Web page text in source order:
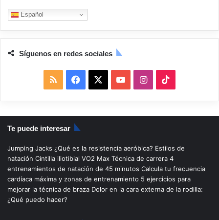
Español
Síguenos en redes sociales
S
S
a
c
b
o
o
u
u
b
I
n
s
a
g
i
k
o
k
Te puede interesar
Jumping Jacks ¿Qué es la resistencia aeróbica? Estilos de
natación Cintilla iliotibial VO2 Max Técnica de carrera 4
entrenamientos de natación de 45 minutos Calcula tu frecuencia
cardíaca máxima y zonas de entrenamiento 5 ejercicios para
mejorar la técnica de braza Dolor en la cara externa de la rodilla:
¿Qué puedo hacer?